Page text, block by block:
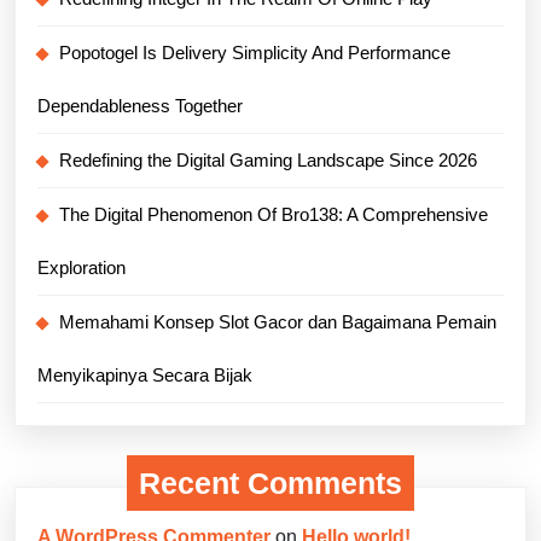
Popotogel Is Delivery Simplicity And Performance
Dependableness Together
Redefining the Digital Gaming Landscape Since 2026
The Digital Phenomenon Of Bro138: A Comprehensive
Exploration
Memahami Konsep Slot Gacor dan Bagaimana Pemain
Menyikapinya Secara Bijak
Recent Comments
A WordPress Commenter on Hello world!